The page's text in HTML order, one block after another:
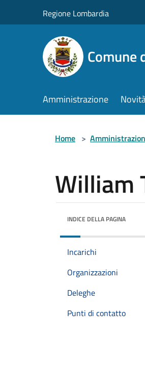
Regione Lombardia
Comune
Amministrazione
Home >
William
INDICE DELLA PAGINA
Incarichi
Organizzazioni
Deleghe
Punti di contatto